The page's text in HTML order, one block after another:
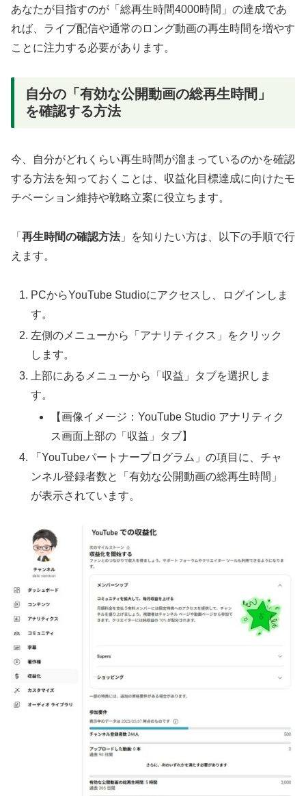
あなたが目指すのが「総再生時間4000時間」の達成であ
れば、ライブ配信や通常のロング動画の再生時間を増やす
ことに注力する必要があります。
自分の「有効な公開動画の総再生時間」
を確認する方法
今、自分がどれくらい再生時間が溜まっているのかを確認
する方法を知っておくことは、収益化目標達成に向けたモ
チベーション維持や戦略立案に役立ちます。
「 再生時間の確認方法」を知りたい方は、以下の手順で行
えます。
PCからYouTube Studioにアクセスし、ログインしま
す。
左側のメニューから「アナリティクス」をクリック
します。
上部にあるメニューから「収益」タブを選択しま
す。
【画像イメージ：YouTube Studio アナリティク
ス画面上部の「収益」タブ】
「YouTubeパートナープログラム」の項目に、チャ
ンネル登録者数と「有効な公開動画の総再生時間」
が表示されています。